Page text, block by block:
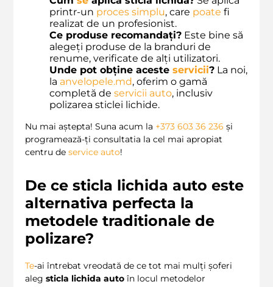
printr-un proces simplu, care poate fi
realizat de un profesionist.
Ce produse recomandați? Este bine să
alegeți produse de la branduri de
renume, verificate de alți utilizatori.
Unde pot obține aceste servicii? La noi,
la anvelopele.md, oferim o gamă
completă de servicii auto, inclusiv
polizarea sticlei lichide.
Nu mai aștepta! Suna acum la +373 603 36 236 și
programează-ți consultatia la cel mai apropiat
centru de service auto!
De ce sticla lichida auto este
alternativa perfecta la
metodele traditionale de
polizare?
Te-ai întrebat vreodată de ce tot mai mulți șoferi
aleg sticla lichida auto în locul metodelor